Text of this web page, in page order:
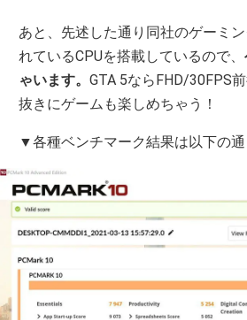
あと、先述した通り同社のゲーミ
れているCPUを搭載しているので、
ゃいます。GTA 5ならFHD/30FPS
抜きにゲームも楽しめちゃう！
▼各種ベンチマーク結果は以下の通